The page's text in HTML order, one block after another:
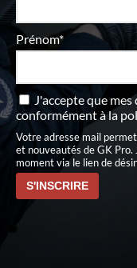
Prénom*
J'accepte que
conformément àla
Votre adresse mail
et nouveautés de GK
moment via le lien de